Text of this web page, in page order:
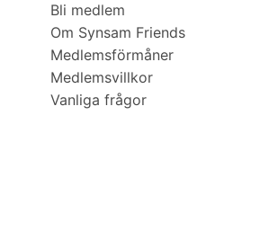
Bli medlem
Om Synsam Friends
Medlemsförmåner
Medlemsvillkor
Vanliga frågor